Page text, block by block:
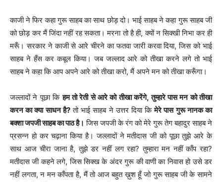
काजी ने फिर कहा गुरू साहब का साथ छोड़ दो। भाई साहब ने कहा गुरू साहब जी
को छोड़ कर मैं जिंदा नहीं रह सकता। मरना तो है ही, क्यों न सिक्खी निभा कर ही
मरूँ। सरकार ने काजी से आरे चीरने का फतवा जारी करवा दिया, जिस को भाई
साहब ने हँस कर कबूल किया। जब जल्लाद आरे को तीखा करने लगे तो भाई
साहब ने कहा कि आप अपने आरे को तीखा करो, मैं अपने मन को तीखा करूँगा।
जल्लादों ने पूछा किहम तो रेती से आरे को तीखा करेंगे, तुम्हारे पास मन को तीखा
करन का क्या साधन है?तो भाई साहब ने उत्तर दिया किमेरे पास गुरू नानक का
बक्शा जपजी साहब का पाठ है। जिस जपजी के रंग को मेरे गुरू तेग बहादुर साहब ने
प्रसन्न हो कर चढ़ाना किया है। जल्लादों ने मतीदास जी को पूछा तुझे आरे के
साथ आज चीरा जाना है, तुझे डर नहीं लग रहा? तुम्हारा मन नहीं काँप रहा?
मतीदास जी कहने लगे, जिस सिक्ख के अंदर गुरू की वाणी का निवास हो उसे डर
नहीं लगता, न मन काँपता है, मैं तो आज बहुत ख़ुश हूँ जो गुरू साहब जी के सामने